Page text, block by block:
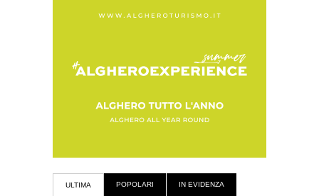
ULTIMA POPOLARI IN EVIDENZA